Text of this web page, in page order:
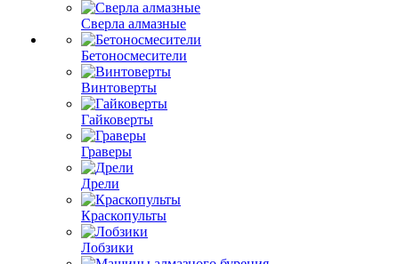
Сверла алмазные
Бетоносмесители
Винтоверты
Гайковерты
Граверы
Дрели
Краскопульты
Лобзики